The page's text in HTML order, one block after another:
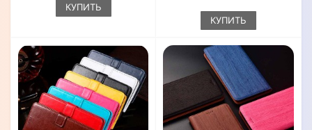
КУПИТЬ
КУПИТЬ